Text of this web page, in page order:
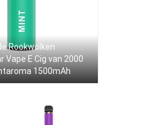
Rookwolken
Vape E Cig van 2000
1500mAh